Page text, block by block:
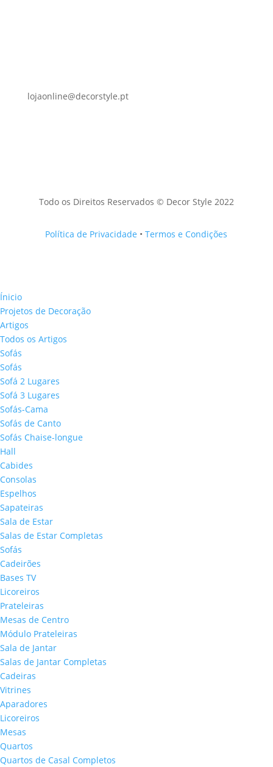
lojaonline@decorstyle.pt
Todo os Direitos Reservados © Decor Style 2022
Política de Privacidade •Termos e Condições
Ínicio
Projetos de Decoração
Artigos
Todos os Artigos
Sofás
Sofás
Sofá 2 Lugares
Sofá 3 Lugares
Sofás-Cama
Sofás de Canto
Sofás Chaise-longue
Hall
Cabides
Consolas
Espelhos
Sapateiras
Sala de Estar
Salas de Estar Completas
Sofás
Cadeirões
Bases TV
Licoreiros
Prateleiras
Mesas de Centro
Módulo Prateleiras
Sala de Jantar
Salas de Jantar Completas
Cadeiras
Vitrines
Aparadores
Licoreiros
Mesas
Quartos
Quartos de Casal Completos